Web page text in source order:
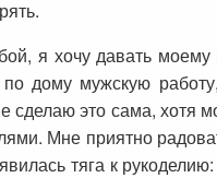
я хочу давать
дому мужскую
это сама, хотя
Мне приятно
тяга к